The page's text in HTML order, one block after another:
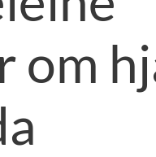
om